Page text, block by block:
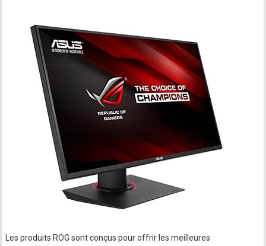
Les produits ROG sont conçus pour offrir les meilleures